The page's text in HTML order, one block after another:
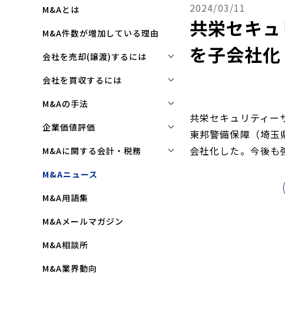
M&Aとは
M&A件数が増加している理由
会社を売却(譲渡)するには
会社を売却(譲渡)するには
M&Aで売れる会社の条件とは
M&Aで買い手はここを見る
会社を買収するには
会社を買収するには
企業買収を成功させるポイント
買収監査(デューディリジェン
ス)とは
クロージングと引継ぎ
企業買収の流れと手順
M&Aの手法
株式譲渡
第三者割当増資
資本業務提携
企業価値評価
企業価値評価(バリュエーショ
企業評価と売買価格の違い
中小企業M&Aにおける企業価値
ン)の算定方法
純資産法(コストアプローチ)
M&Aに関する会計・税務
株式譲渡にかかる税金(個人・
事業譲渡にかかる税金(個人・
法人)
M&Aにおける節税(役職退職金
スキーム)
赤字・債務超過会社の買収制限
M&Aニュース
M&A用語集
M&Aメールマガジン
M&A相談所
M&A業界動向
2024/03/11
共栄セキ
を子会社化
共栄セキュリティー
東邦警備保障（埼
会社化した。今後も